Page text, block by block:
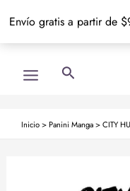
Envío gratis a partir de
Menu
Buscar
Inicio> Panini Manga>CITY